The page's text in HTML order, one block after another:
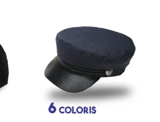
variations.
options
peuvent
être
choisies
sur